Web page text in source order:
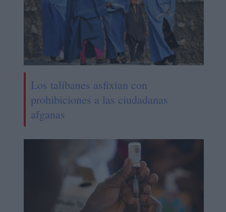
Los talibanes asfixian con
prohibiciones a las ciudadanas
afganas